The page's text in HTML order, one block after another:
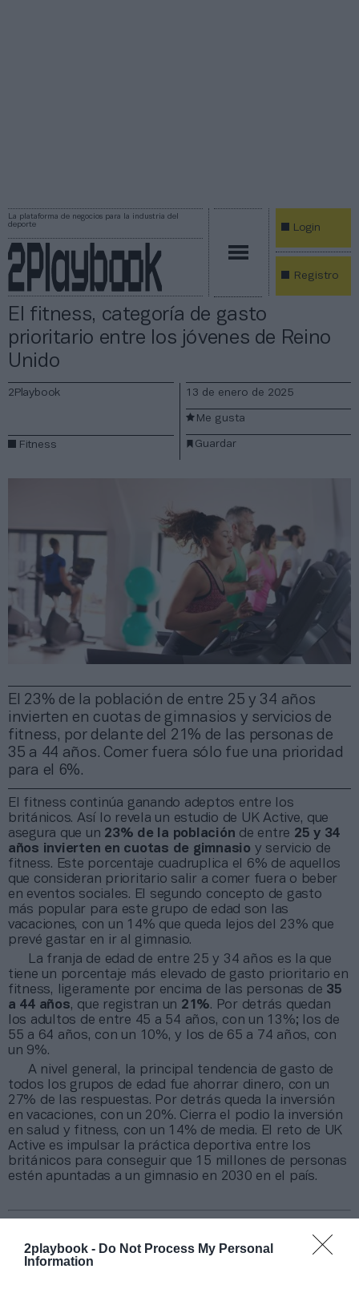
2playbook - Do Not Process My Personal
Information
La plataforma de negocios para la industria del
deporte
Login
Registro
El fitness, categoría de gasto
prioritario entre los jóvenes de Reino
Unido
El 23% de la población de entre 25 y 34 años
invierten en cuotas de gimnasios y servicios de
fitness, por delante del 21% de las personas de
35 a 44 años. Comer fuera sólo fue una prioridad
para el 6%.
2Playbook
Fitness
13 de enero de 2025
Guardar
Me gusta
El fitness continúa ganando adeptos entre los
británicos. Así lo revela un estudio de UK Active, que
asegura que un 23% de la población de entre 25 y 34
años invierten en cuotas de gimnasio y servicio de
fitness. Este porcentaje cuadruplica el 6% de aquellos
que consideran prioritario salir a comer fuera o beber
en eventos sociales. El segundo concepto de gasto
más popular para este grupo de edad son las
vacaciones, con un 14% que queda lejos del 23% que
prevé gastar en ir al gimnasio.
La franja de edad de entre 25 y 34 años es la que
tiene un porcentaje más elevado de gasto prioritario en
fitness, ligeramente por encima de las personas de 35
a 44 años, que registran un 21%. Por detrás quedan
los adultos de entre 45 a 54 años, con un 13%; los de
55 a 64 años, con un 10%, y los de 65 a 74 años, con
un 9%.
A nivel general, la principal tendencia de gasto de
todos los grupos de edad fue ahorrar dinero, con un
27% de las respuestas. Por detrás queda la inversión
en vacaciones, con un 20%. Cierra el podio la inversión
en salud y fitness, con un 14% de media. El reto de UK
Active es impulsar la práctica deportiva entre los
británicos para conseguir que 15 millones de personas
estén apuntadas a un gimnasio en 2030 en el país.
Intelligence 2P es la unidad de estrategia e
inteligencia de mercado de 2Playbook, cuya plataforma